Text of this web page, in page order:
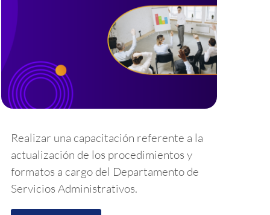
Realizar una capacitación referente a la
actualización de los procedimientos y
formatos a cargo del Departamento de
Servicios Administrativos.